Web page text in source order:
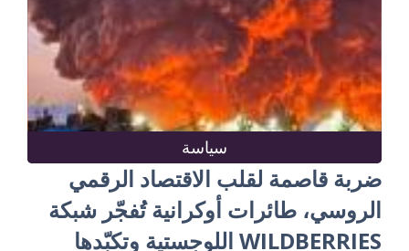
سياسة
ضربة قاصمة لقلب الاقتصاد الرقمي
الروسي، طائرات أوكرانية تُفجّر شبكة
WILDBERRIES اللوجستية وتكبّدها